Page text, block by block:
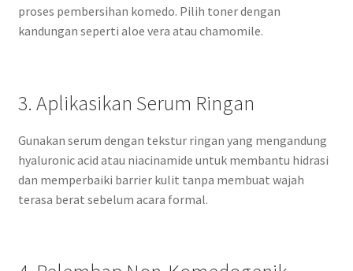
proses pembersihan komedo. Pilih toner dengan
kandungan seperti aloe vera atau chamomile.
3. Aplikasikan Serum Ringan
Gunakan serum dengan tekstur ringan yang mengandung
hyaluronic acid atau niacinamide untuk membantu hidrasi
dan memperbaiki barrier kulit tanpa membuat wajah
terasa berat sebelum acara formal.